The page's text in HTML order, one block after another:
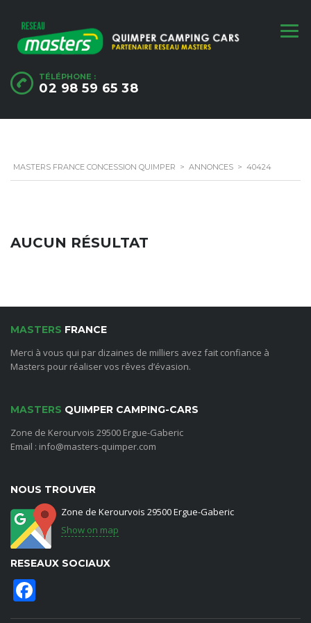
TÉLÉPHONE :
02 98 59 65 38
MASTERS FRANCE CONCESSION QUIMPER > ANNONCES > 40424
AUCUN RÉSULTAT
MASTERS FRANCE
Merci à vous qui par dizaines de milliers avez fait confiance à
Masters pour réaliser vos rêves d’évasion.
MASTERS QUIMPER CAMPING-CARS
Zone de Kerourvois 29500 Ergue-Gaberic
Email : info@masters-quimper.com
NOUS TROUVER
Zone de Kerourvois 29500 Ergue-Gaberic
Show on map
RESEAUX SOCIAUX